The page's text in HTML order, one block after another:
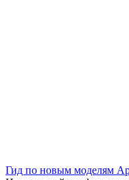
Гид по новым моделям